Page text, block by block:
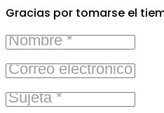
Gracias por tomarse el